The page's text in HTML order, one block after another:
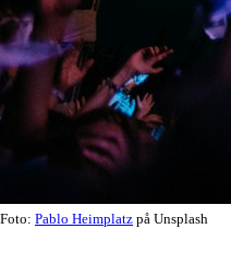
Foto: Pablo Heimplatz på Unsplash